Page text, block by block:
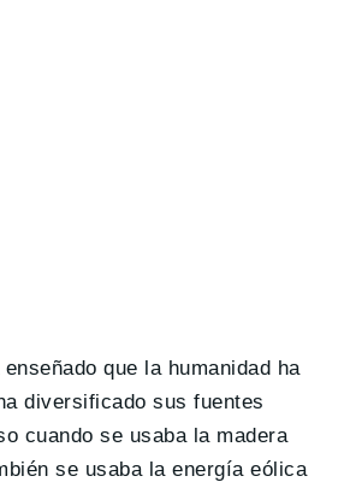
que la humanidad ha
diversificado sus fuentes
cuando se usaba la madera
se usaba la energía eólica